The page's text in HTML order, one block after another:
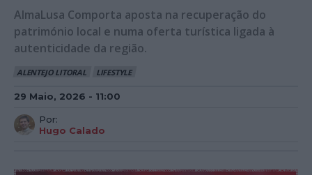
AlmaLusa Comporta aposta na recuperação do
património local e numa oferta turística ligada à
autenticidade da região.
ALENTEJO LITORAL LIFESTYLE
29 Maio, 2026 - 11:00
Por:
Hugo Calado